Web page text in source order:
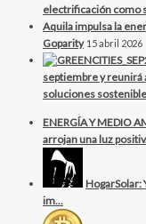
electrificación como
Aquila impulsa la
Goparity 15 abril 2026
septiembre y reunirá
soluciones
ENERGÍA Y MEDIO
arrojan una luz
HogarSolar:
im...